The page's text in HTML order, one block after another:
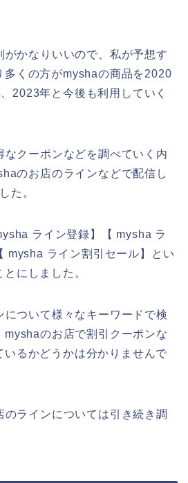
かなりいいので、私が予想す
多くの方がmyshaの商品を2020
2023年と今後も利用していく
クーポンなどを調べていく内
のお店のラインなどで配信し
た。
ライン登録】【 mysha ラ
mysha ライン割引セール】とい
にしました。
ついて様々なキーワードで検
myshaのお店で割引クーポンな
いるかどうかは分かりませんで
ラインについては引き続き調